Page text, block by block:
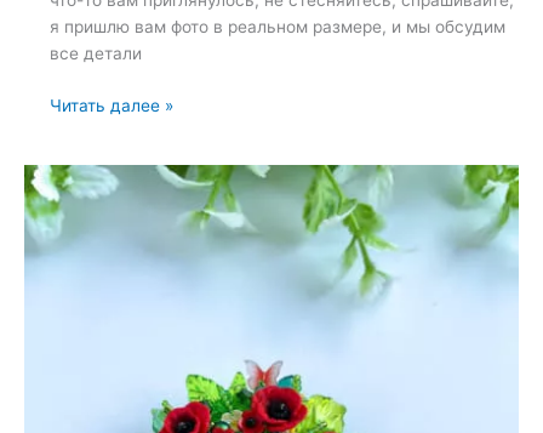
я пришлю вам фото в реальном размере, и мы обсудим
все детали
Подборка
коллекции
—
24
Читать далее »